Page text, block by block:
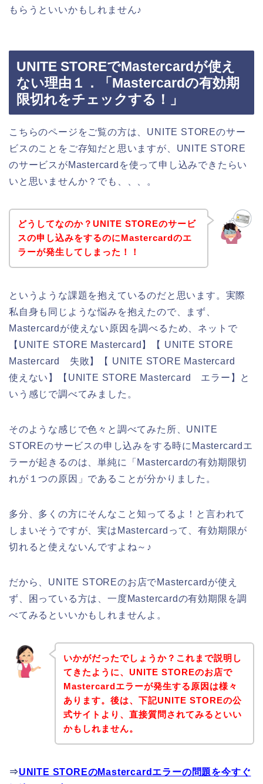
もらうといいかもしれません♪
UNITE STOREでMastercardが使え
ない理由１．「Mastercardの有効期
限切れをチェックする！」
こちらのページをご覧の方は、UNITE STOREのサー
ビスのことをご存知だと思いますが、UNITE STORE
のサービスがMastercardを使って申し込みできたらい
いと思いませんか？でも、、、。
どうしてなのか？UNITE STOREのサービ
スの申し込みをするのにMastercardのエ
ラーが発生してしまった！！
というような課題を抱えているのだと思います。実際
私自身も同じような悩みを抱えたので、まず、
Mastercardが使えない原因を調べるため、ネットで
【UNITE STORE Mastercard】【 UNITE STORE
Mastercard 失敗】【 UNITE STORE Mastercard
使えない】【UNITE STORE Mastercard エラー】と
いう感じで調べてみました。
そのような感じで色々と調べてみた所、UNITE
STOREのサービスの申し込みをする時にMastercardエ
ラーが起きるのは、単純に「Mastercardの有効期限切
れが１つの原因」であることが分かりました。
多分、多くの方にそんなこと知ってるよ！と言われて
しまいそうですが、実はMastercardって、有効期限が
切れると使えないんですよね～♪
だから、UNITE STOREのお店でMastercardが使え
ず、困っている方は、一度Mastercardの有効期限を調
べてみるといいかもしれませんよ。
いかがだったでしょうか？これまで説明し
てきたように、UNITE STOREのお店で
Mastercardエラーが発生する原因は様々
あります。後は、下記UNITE STOREの公
式サイトより、直接質問されてみるといい
かもしれません。
⇒UNITE STOREのMastercardエラーの問題を今すぐ